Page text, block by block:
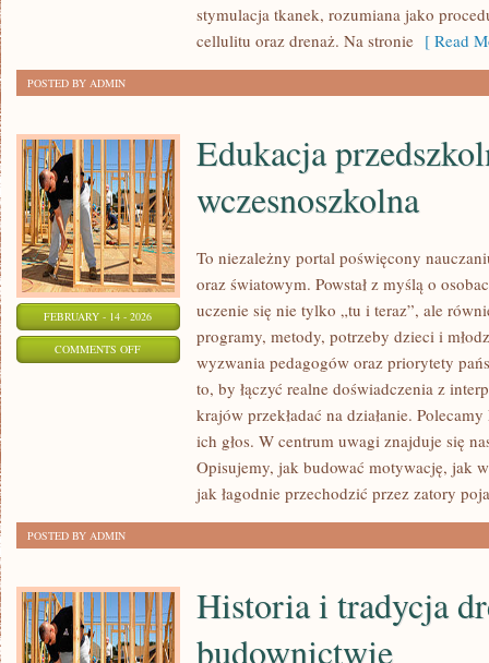
stymulacja tkanek, rozumiana jako
cellulitu oraz drenaż. Na stronie [ Read
POSTED BY ADMIN
FEBRUARY - 14 - 2026
COMMENTS OFFON
Edukacja
wczesnoszkolna
To niezależny portal poświęcony
oraz światowym. Powstał z myślą o
uczenie się nie tylko „tu i teraz”, ale
programy, metody, potrzeby dzieci i
wyzwania pedagogów oraz priorytety
to, by łączyć realne doświadczenia z
krajów przekładać na działanie.
ich głos. W centrum uwagi znajduje się
Opisujemy, jak budować motywację, jak
jak łagodnie przechodzić przez zatory
POSTED BY ADMIN
Historia i tradycja
budownictwie